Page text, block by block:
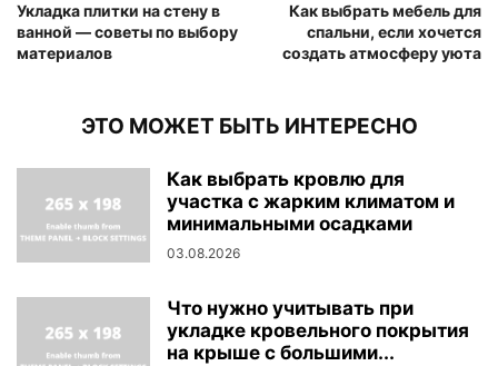
Укладка плитки на стену в
ванной — советы по выбору
материалов
Как выбрать мебель для
спальни, если хочется
создать атмосферу уюта
ЭТО МОЖЕТ БЫТЬ ИНТЕРЕСНО
Как выбрать кровлю для
участка с жарким климатом и
минимальными осадками
03.08.2026
Что нужно учитывать при
укладке кровельного покрытия
на крыше с большими...